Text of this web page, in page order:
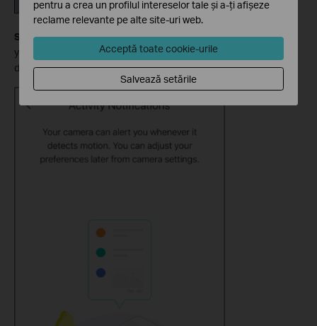
Step 7:Enable Activity Notifications. If you enable this function,
your camera can alert you whenever it detects motion. If you
don’t want to be notified, click on“I don’t want to be notified”
pentru a crea un profilul intereselor tale și a-ți afișeze
reclame relevante pe alte site-uri web.
Acceptă toate cookie-urile
Salvează setările